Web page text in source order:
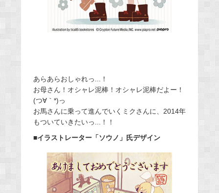
あらあらおしゃれっ...！
お母さん！オシャレ泥棒！オシャレ泥棒だよー！
(つ∀｀*)っ
お馬さんに乗って進んでいくミクさんに、2014年
もついていきたいっ...！！
■イラストレーター「ソウノ」氏デザイン